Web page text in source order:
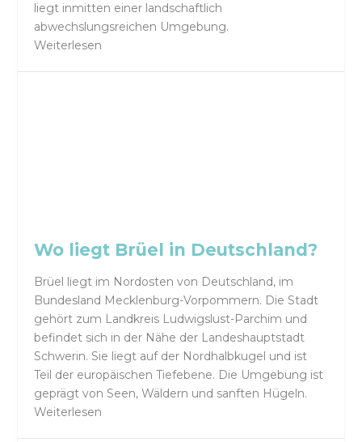
liegt inmitten einer landschaftlich
abwechslungsreichen Umgebung.
Weiterlesen
Wo liegt Brüel in Deutschland?
Brüel liegt im Nordosten von Deutschland, im
Bundesland Mecklenburg-Vorpommern. Die Stadt
gehört zum Landkreis Ludwigslust-Parchim und
befindet sich in der Nähe der Landeshauptstadt
Schwerin. Sie liegt auf der Nordhalbkugel und ist
Teil der europäischen Tiefebene. Die Umgebung ist
geprägt von Seen, Wäldern und sanften Hügeln.
Weiterlesen